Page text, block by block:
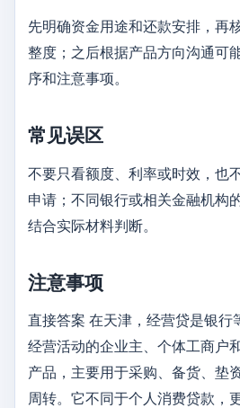
先明确资金用途和还款安排，再
整度；之后根据产品方向沟通可
序和注意事项。
常见误区
不要只看额度、利率或时效，也
申请；不同银行或相关金融机构
结合实际材料判断。
注意事项
直接答案 在天津，经营贷是银行
经营活动的企业主、个体工商户
产品，主要用于采购、备货、垫
周转。它不同于个人消费贷款，